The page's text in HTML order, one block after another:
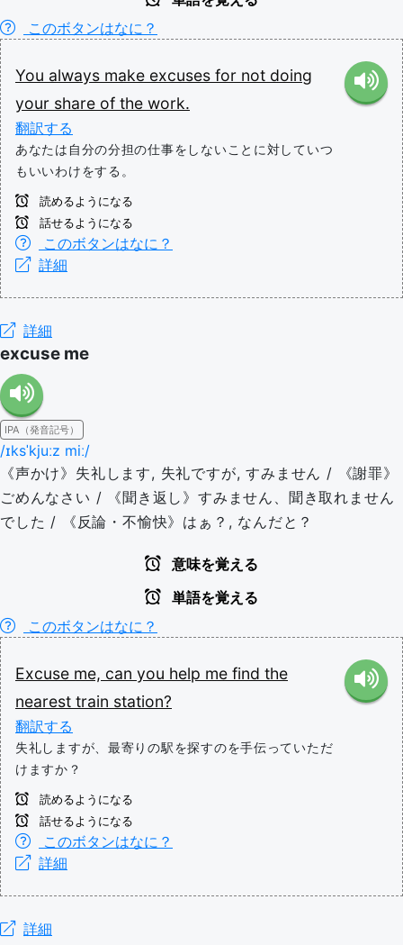
このボタンはなに？
You always make excuses for not doing
your share of the work.
翻訳する
あなたは自分の分担の仕事をしないことに対していつ
もいいわけをする。
読めるようになる
話せるようになる
このボタンはなに？
詳細
詳細
excuse me
IPA（発音記号）
/ɪksˈkjuːz miː/
《声かけ》失礼します, 失礼ですが, すみません / 《謝罪》
ごめんなさい / 《聞き返し》すみません、聞き取れません
でした / 《反論・不愉快》はぁ？, なんだと？
意味を覚える
単語を覚える
このボタンはなに？
Excuse me, can you help me find the
nearest train station?
翻訳する
失礼しますが、最寄りの駅を探すのを手伝っていただ
けますか？
読めるようになる
話せるようになる
このボタンはなに？
詳細
詳細